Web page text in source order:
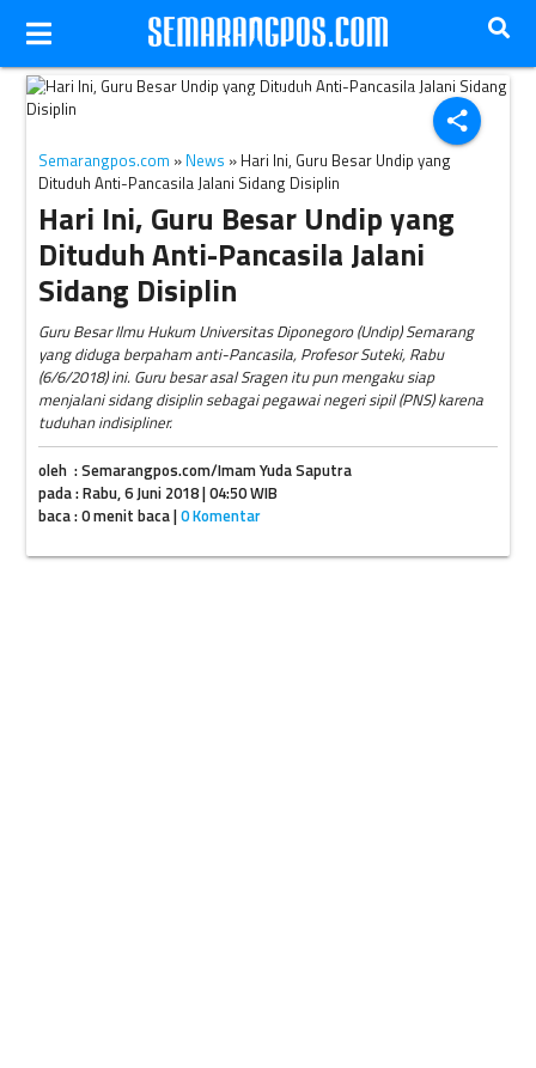
share
Guru besar Ilmu Hukum Undip, Suteki. (Solopos/Imam Yuda S.)
Semarangpos.com » News » Hari Ini, Guru Besar Undip yang
Dituduh Anti-Pancasila Jalani Sidang Disiplin
Hari Ini, Guru Besar Undip yang
Dituduh Anti-Pancasila Jalani
Sidang Disiplin
Guru Besar Ilmu Hukum Universitas Diponegoro (Undip) Semarang
yang diduga berpaham anti-Pancasila, Profesor Suteki, Rabu
(6/6/2018) ini. Guru besar asal Sragen itu pun mengaku siap
menjalani sidang disiplin sebagai pegawai negeri sipil (PNS) karena
tuduhan indisipliner.
oleh : Semarangpos.com/Imam Yuda Saputra
pada : Rabu, 6 Juni 2018 | 04:50 WIB
baca : 0 menit baca |0 Komentar